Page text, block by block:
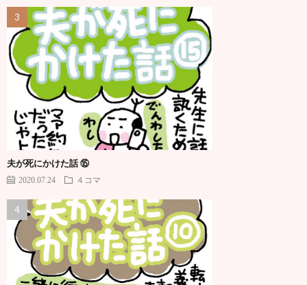
夫が死にかけた話 ⑮
2020.07.24 ４コマ